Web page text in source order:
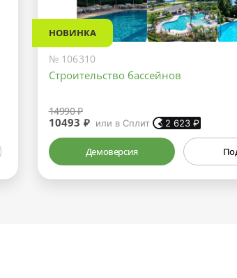
НОВИНКА
№ 106310
Строительство бассейнов
14990 ₽
10493 ₽ или в Сплит 2 623₽
Демоверсия